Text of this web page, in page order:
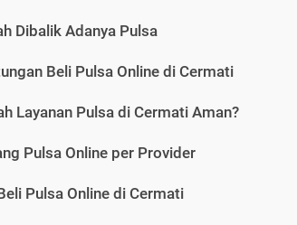
Dibalik Adanya Pulsa
Beli Pulsa Online di Cermati
Layanan Pulsa di Cermati Aman?
Pulsa Online per Provider
Pulsa Online di Cermati